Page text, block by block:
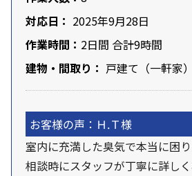
対応日： 2025年9月28日
作業時間： 2日間 合計9時間
建物・間取り： 戸建て（一軒家
お客様の声：Ｈ.Ｔ様
室内に充満した臭気で本当に困り
相談時にスタッフが丁寧に詳し